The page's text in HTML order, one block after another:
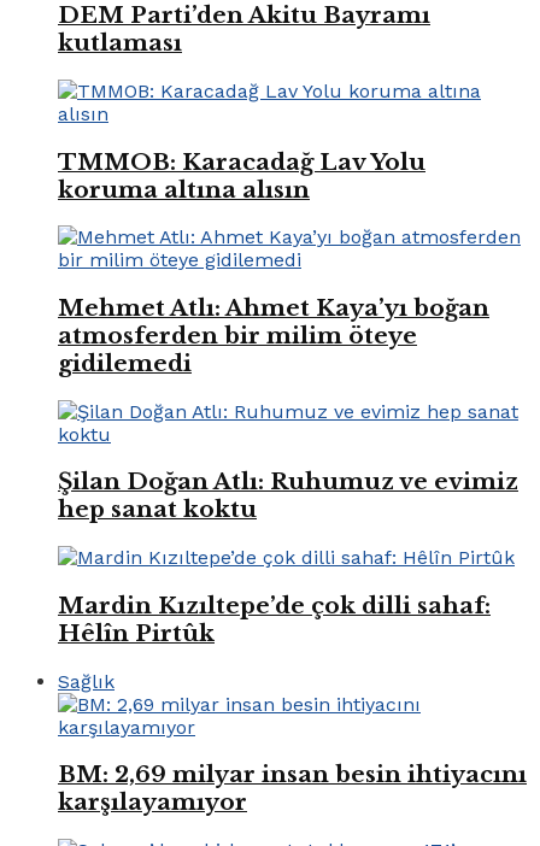
DEM Parti’den Akitu Bayramı
kutlaması
TMMOB: Karacadağ Lav Yolu
koruma altına alısın
Mehmet Atlı: Ahmet Kaya’yı boğan
atmosferden bir milim öteye
gidilemedi
Şilan Doğan Atlı: Ruhumuz ve evimiz
hep sanat koktu
Mardin Kızıltepe’de çok dilli sahaf:
Hêlîn Pirtûk
Sağlık
BM: 2,69 milyar insan besin ihtiyacını
karşılayamıyor